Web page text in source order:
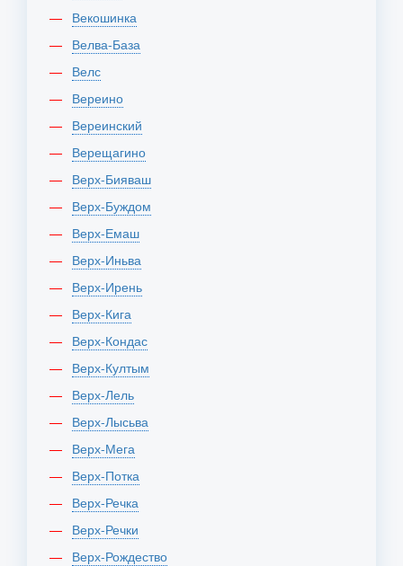
Векошинка
Велва-База
Велс
Вереино
Вереинский
Верещагино
Верх-Бияваш
Верх-Буждом
Верх-Емаш
Верх-Иньва
Верх-Ирень
Верх-Кига
Верх-Кондас
Верх-Култым
Верх-Лель
Верх-Лысьва
Верх-Мега
Верх-Потка
Верх-Речка
Верх-Речки
Верх-Рождество